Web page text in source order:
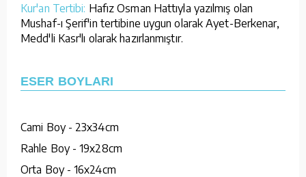
Kur'an Tertibi: Hafız Osman Hattıyla yazılmış olan
Mushaf-ı Şerif'in tertibine uygun olarak Ayet-Berkenar,
Medd'li Kasr'lı olarak hazırlanmıştır.
ESER BOYLARI
Cami Boy - 23x34cm
Rahle Boy - 19x28cm
Orta Boy - 16x24cm